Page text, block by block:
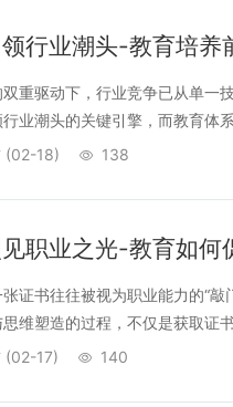
行业潮头-教育培养
重驱动下，行业竞争已从单一
业潮头的关键引擎，而教育体
(02-18) 138
职业之光-教育如何
证书往往被视为职业能力的“
维塑造的过程，不仅是获取证
(02-17) 140